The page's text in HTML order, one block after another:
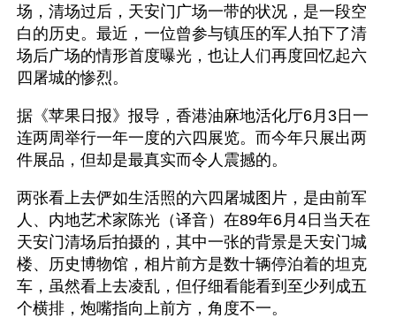
场，清场过后，天安门广场一带的状况，是一段空
白的历史。最近，一位曾参与镇压的军人拍下了清
场后广场的情形首度曝光，也让人们再度回忆起六
四屠城的惨烈。
据《苹果日报》报导，香港油麻地活化厅6月3日一
连两周举行一年一度的六四展览。而今年只展出两
件展品，但却是最真实而令人震撼的。
两张看上去俨如生活照的六四屠城图片，是由前军
人、内地艺术家陈光（译音）在89年6月4日当天在
天安门清场后拍摄的，其中一张的背景是天安门城
楼、历史博物馆，相片前方是数十辆停泊着的坦克
车，虽然看上去凌乱，但仔细看能看到至少列成五
个横排，炮嘴指向上前方，角度不一。